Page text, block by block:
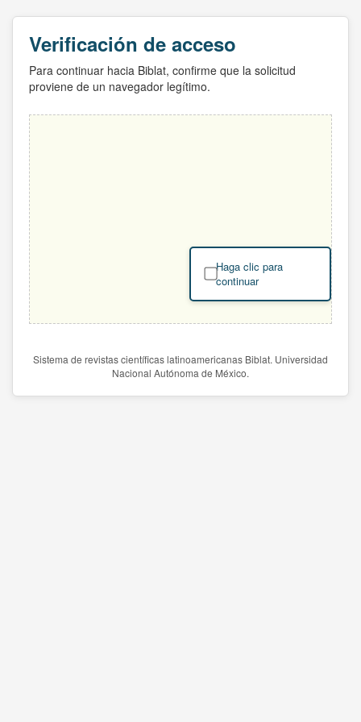
Verificación de acceso
Para continuar hacia Biblat, confirme que la solicitud
proviene de un navegador legítimo.
Haga clic para
continuar
Sistema de revistas científicas latinoamericanas Biblat. Universidad
Nacional Autónoma de México.